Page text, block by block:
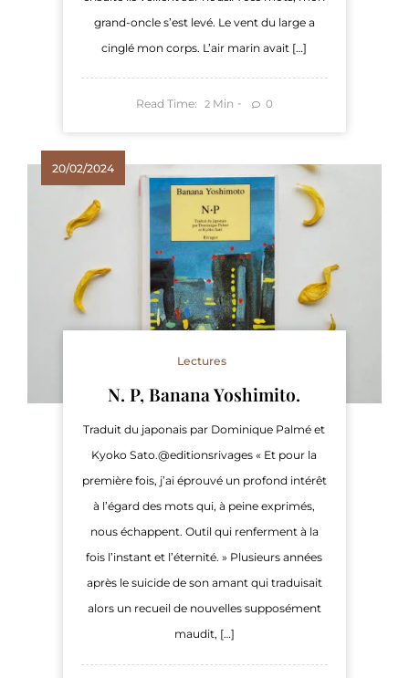
grand-oncle s’est levé. Le vent du large a
cinglé mon corps. L’air marin avait […]
Read Time: 2 Min 0
20/02/2024
Lectures
N. P, Banana Yoshimito.
Traduit du japonais par Dominique Palmé et
Kyoko Sato.@editionsrivages « Et pour la
première fois, j’ai éprouvé un profond intérêt
à l’égard des mots qui, à peine exprimés,
nous échappent. Outil qui renferment à la
fois l’instant et l’éternité. » Plusieurs années
après le suicide de son amant qui traduisait
alors un recueil de nouvelles supposément
maudit, […]